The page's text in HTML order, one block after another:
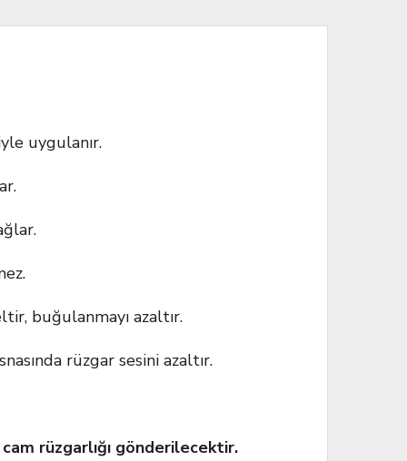
uygulanır.
buğulanmayı azaltır.
rüzgar sesini azaltır.
rüzgarlığı gönderilecektir.